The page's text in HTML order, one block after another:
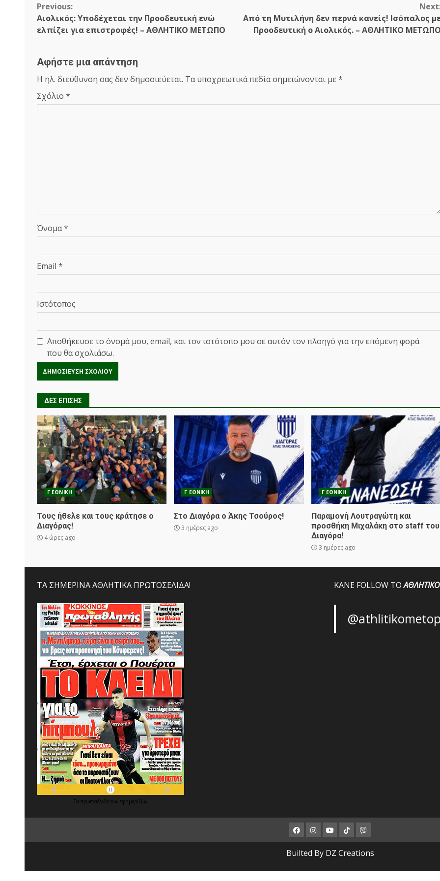
Continue
Reading
Previous:
Αιολικός: Υποδέχεται την Προοδευτική ενώ
ελπίζει για επιστροφές! – ΑΘΛΗΤΙΚΟ ΜΕΤΩΠΟ
Από τη Μυτιλήνη δεν περνά κανείς! Ισόπαλος
Προοδευτική ο Αιολικός. – ΑΘΛΗΤΙΚΟ
Αφήστε μια απάντηση
Η ηλ. διεύθυνση σας δεν δημοσιεύεται. Τα υποχρεωτικά πεδία σημειώνονται με *
Σχόλιο *
Όνομα*
Email *
Ιστότοπος
Αποθήκευσε το όνομά μου, email, και τον ιστότοπο μου σε αυτόν τον πλοηγό για την επόμενη φορά
που θα σχολιάσω.
ΔΕΣ ΕΠΙΣΗΣ
Γ ΕΘΝΙΚΗ
Τους ήθελε και τους κράτησε ο
Διαγόρας!
4 ώρες ago
Γ ΕΘΝΙΚΗ
Στο Διαγόρα ο Άκης Τσούρος!
3 ημέρες ago
Γ ΕΘΝΙΚΗ
Παραμονή Λουτραγώτη και
προσθήκη Μιχαλάκη στο staff του
Διαγόρα!
3 ημέρες ago
ΤΑ ΣΗΜΕΡΙΝΑ ΑΘΛΗΤΙΚΑ ΠΡΩΤΟΣΕΛΙΔΑ!
Τα πρωτοσέλιδα των εφημερίδων
ΚΑΝΕ FOLLOW ΤΟΑΘΛΗΤΙΚΟ
Facebook
Instagram
Youtube
ΤΙΚ
ΤΟΚ
Viber
Builted By DZ Creations